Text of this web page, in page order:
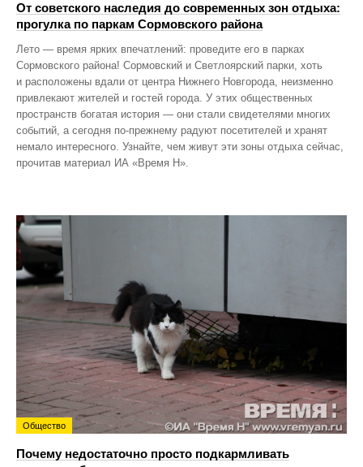
От советского наследия до современных зон отдыха:
прогулка по паркам Сормовского района
Лето — время ярких впечатлений: проведите его в парках
Сормовского района! Сормовский и Светлоярский парки, хоть
и расположены вдали от центра Нижнего Новгорода, неизменно
привлекают жителей и гостей города. У этих общественных
пространств богатая история — они стали свидетелями многих
событий, а сегодня по‑прежнему радуют посетителей и хранят
немало интересного. Узнайте, чем живут эти зоны отдыха сейчас,
прочитав материал ИА «Время Н».
Общество
Почему недостаточно просто подкармливать